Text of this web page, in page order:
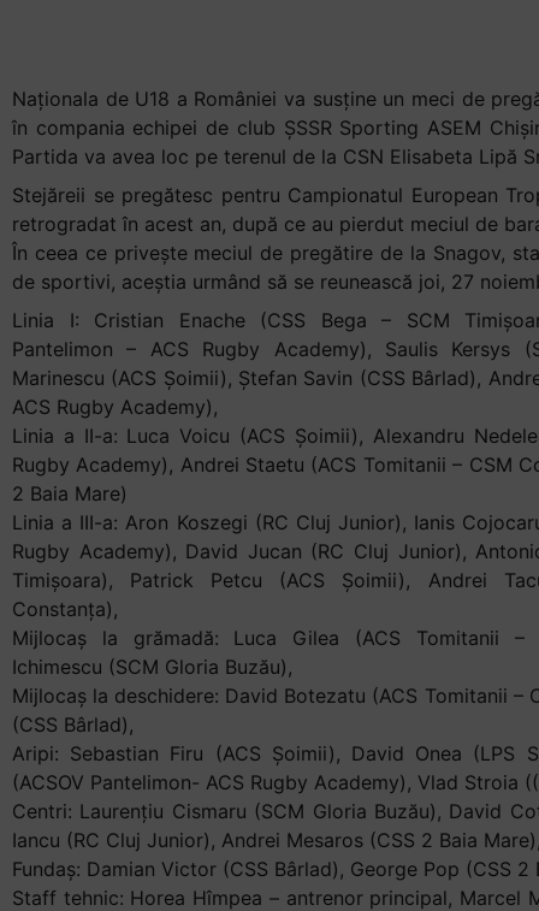
shortcut
activates
the
screen
reader
to
help
you
navigate
and
interact
with
the
content.
Naționala de U18 a României va susține un meci de
în compania echipei de club ȘSSR Sporting ASEM
Partida va avea loc pe terenul de la CSN Elisabeta Lipă
Stejăreii se pregătesc pentru Campionatul European
retrogradat în acest an, după ce au pierdut meciul de
În ceea ce privește meciul de pregătire de la Snagov,
de sportivi, aceștia urmând să se reunească joi, 27
Linia I: Cristian Enache (CSS Bega – SCM
Pantelimon – ACS Rugby Academy), Saulis Kersys
Marinescu (ACS Șoimii), Ștefan Savin (CSS Bârlad),
ACS Rugby Academy),
Linia a II-a: Luca Voicu (ACS Șoimii), Alexandru
Rugby Academy), Andrei Staetu (ACS Tomitanii – CSM
2 Baia Mare)
Linia a III-a: Aron Koszegi (RC Cluj Junior), Ianis
Rugby Academy), David Jucan (RC Cluj Junior),
Timișoara), Patrick Petcu (ACS Șoimii), Andrei
Constanța),
Mijlocaș la grămadă: Luca Gilea (ACS Tomitanii –
Ichimescu (SCM Gloria Buzău),
Mijlocaș la deschidere: David Botezatu (ACS Tomitanii –
(CSS Bârlad),
Aripi: Sebastian Firu (ACS Șoimii), David Onea (LPS
(ACSOV Pantelimon- ACS Rugby Academy), Vlad Stroia
Centri: Laurențiu Cismaru (SCM Gloria Buzău), David
Iancu (RC Cluj Junior), Andrei Mesaros (CSS 2 Baia
Fundaș: Damian Victor (CSS Bârlad), George Pop (CSS 2
Staff tehnic: Horea Hîmpea – antrenor principal, Marcel